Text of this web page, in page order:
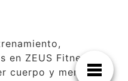
ZEUS Fitness.
cuerpo y mente al